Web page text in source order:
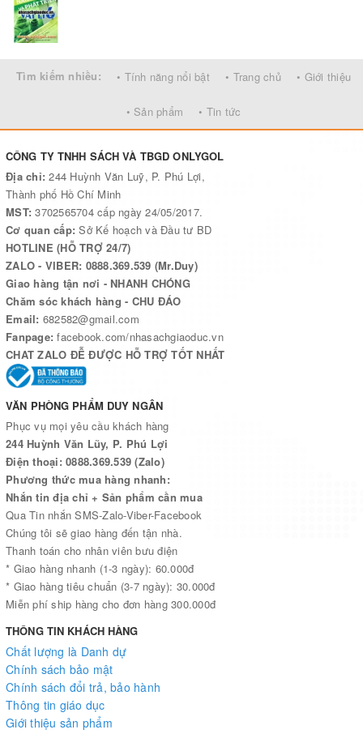
Phần sau là các bài tập trắc nghiệm, tự luận, định tính, định
lượng… Một số bài tập được xây dựng dựa trên các đề thi học
sinh giỏi Vật lí.
Phần đáp án và hướng dẫn giải gợi ý cho các em hướng giải bài
sang tạo trong cách giải để tự giải bài tập.
Tìm kiếm nhiều: • Tính năng nổi bật • Trang chủ • Giới thiệu
• Sản phẩm • Tin tức
CÔNG TY TNHH SÁCH VÀ TBGD ONLYGOL
Địa chỉ:244 Huỳnh Văn Luỹ, P. Phú Lợi,
Thành phố Hồ Chí Minh
MST:3702565704 cấp ngày 24/05/2017.
Cơ quan cấp:Sở Kế hoạch và Đầu tư BD
HOTLINE (HỖ TRỢ 24/7)
ZALO - VIBER: 0888.369.539 (Mr.Duy)
Giao hàng tận nơi - NHANH CHÓNG
Chăm sóc khách hàng - CHU ĐÁO
Email: 682582@gmail.com
Fanpage:facebook.com/nhasachgiaoduc.vn
CHAT ZALO ĐỄ ĐƯỢC HỖ TRỢ TỐT NHẤT
VĂN PHÒNG PHẨM DUY NGÂN
Phục vụ mọi yêu cầu khách hàng
244 Huỳnh Văn Lũy, P. Phú Lợi
Điện thoại: 0888.369.539 (Zalo)
Phương thức mua hàng nhanh:
Nhắn tin địa chỉ + Sản phẩm cần mua
Qua Tin nhắn SMS-Zalo-Viber-Facebook
Chúng tôi sẽ giao hàng đến tận nhà.
Thanh toán cho nhân viên bưu điện
* Giao hàng nhanh (1-3 ngày): 60.000đ
* Giao hàng tiêu chuẩn (3-7 ngày): 30.000đ
Miễn phí ship hàng cho đơn hàng 300.000đ
THÔNG TIN KHÁCH HÀNG
Chất lượng là Danh dự
Chính sách bảo mật
Chính sách đổi trả, bảo hành
Thông tin giáo dục
Giới thiệu sản phẩm